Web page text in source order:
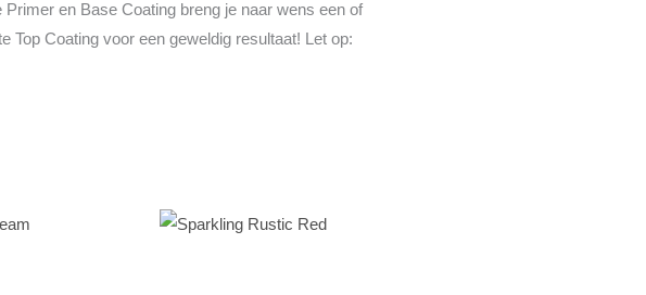
en Base Coating breng je naar wens een of
Coating voor een geweldig resultaat! Let op: